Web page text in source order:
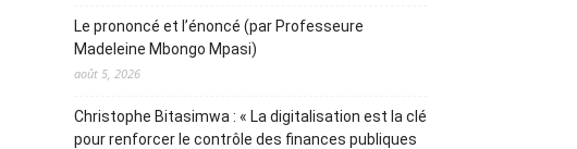
Le prononcé et l’énoncé (par Professeure
Madeleine Mbongo Mpasi)
août 5, 2026
Christophe Bitasimwa : « La digitalisation est la clé
pour renforcer le contrôle des finances publiques